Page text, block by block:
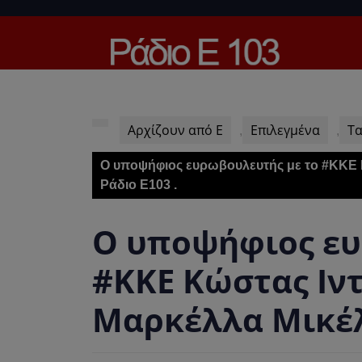
Αρχίζουν από Ε , Επιλεγμένα ,
Ο υποψήφιος ευρωβουλευτής με το #ΚΚΕ
Ράδιο Ε103 .
Ο υποψήφιος
#ΚΚΕ Κώστας
Μαρκέλλα